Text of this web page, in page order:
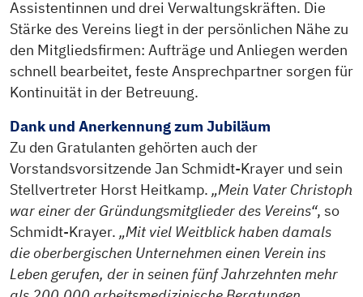
Assistentinnen und drei Verwaltungskräften. Die
Stärke des Vereins liegt in der persönlichen Nähe zu
den Mitgliedsfirmen: Aufträge und Anliegen werden
schnell bearbeitet, feste Ansprechpartner sorgen für
Kontinuität in der Betreuung.
Dank und Anerkennung zum Jubiläum
Zu den Gratulanten gehörten auch der
Vorstandsvorsitzende Jan Schmidt-Krayer und sein
Stellvertreter Horst Heitkamp. „Mein Vater Christoph
war einer der Gründungsmitglieder des Vereins“, so
Schmidt-Krayer. „Mit viel Weitblick haben damals
die oberbergischen Unternehmen einen Verein ins
Leben gerufen, der in seinen fünf Jahrzehnten mehr